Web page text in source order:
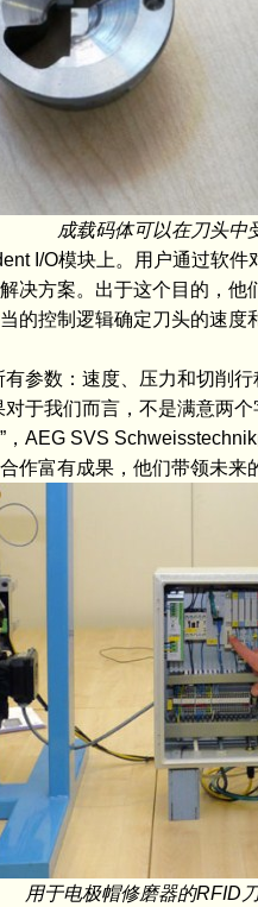
成载码体可以在刀头中
I/O模块上。用户通过软
决方案。出于这个目的，
的控制逻辑确定刀头的速
参数：速度、压力和切削
于我们而言，不是满意两
AEG SVS
作富有成果，他们带领未来
用于电极帽修磨器的RFID